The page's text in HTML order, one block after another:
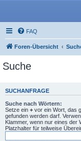
FAQ
Foren-Übersicht
Suche
SUCHANFRAGE
Suche nach Wörtern:
Setze ein + vor ein Wort, das
gefunden werden darf.
Klammer, wenn nur eines der
Platzhalter für teilweise